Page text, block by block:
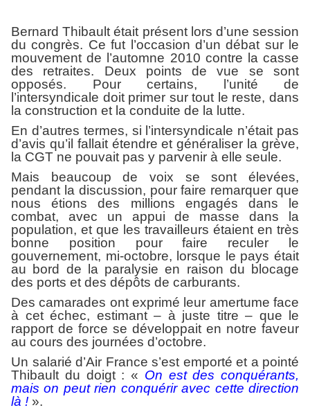
Bernard Thibault était présent lors d’une session
du congrès. Ce fut l’occasion d’un débat sur le
mouvement de l’automne 2010 contre la casse
des retraites. Deux points de vue se sont
opposés. Pour certains, l’unité de
l’intersyndicale doit primer sur tout le reste, dans
la construction et la conduite de la lutte.
En d’autres termes, si l’intersyndicale n’était pas
d’avis qu’il fallait étendre et généraliser la grève,
la CGT ne pouvait pas y parvenir à elle seule.
Mais beaucoup de voix se sont élevées,
pendant la discussion, pour faire remarquer que
nous étions des millions engagés dans le
combat, avec un appui de masse dans la
population, et que les travailleurs étaient en très
bonne position pour faire reculer le
gouvernement, mi-octobre, lorsque le pays était
au bord de la paralysie en raison du blocage
des ports et des dépôts de carburants.
Des camarades ont exprimé leur amertume face
à cet échec, estimant – à juste titre – que le
rapport de force se développait en notre faveur
au cours des journées d’octobre.
Un salarié d’Air France s’est emporté et a pointé
Thibault du doigt : « On est des conquérants,
mais on peut rien conquérir avec cette direction
là ! ».